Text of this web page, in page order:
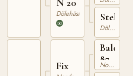
N 20
Dölehäst
Fix
126
Stella
Dölehäst
Balder
87Nordsvensk Brukshäst